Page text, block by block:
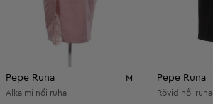
Pepe Runa M
Alkalmi női ruha
Pepe Runa
Rövid női ruha